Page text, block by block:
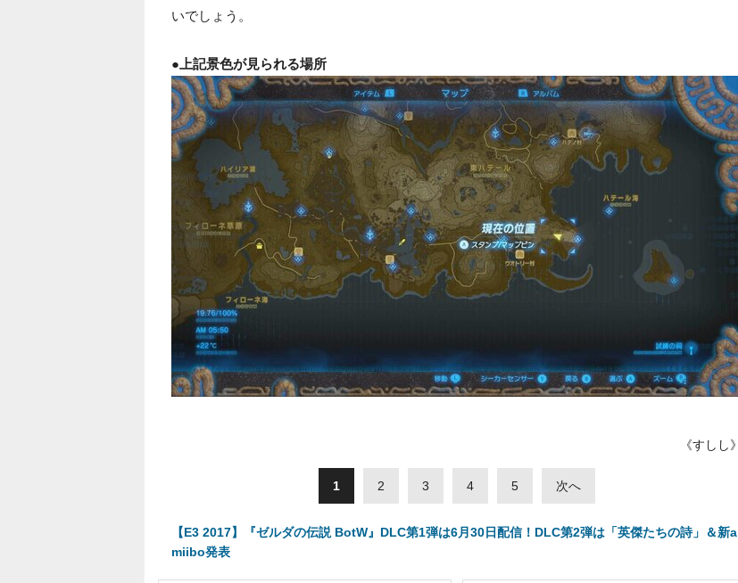
いでしょう。
●上記景色が見られる場所
《すしし》
1 2 3 4 5 次へ
【E3 2017】『ゼルダの伝説 BotW』DLC第1弾は6月30日配信！DLC第2弾は「英傑たちの詩」＆新a
miibo発表